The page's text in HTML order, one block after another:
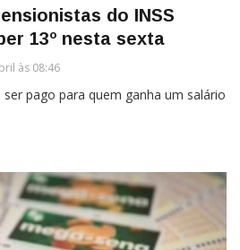
do INSS
13º nesta sexta
às 08:46
pago para quem ganha um salário